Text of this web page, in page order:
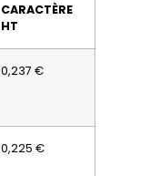
CARACTÈRE
HT
0,237 €
0,225 €